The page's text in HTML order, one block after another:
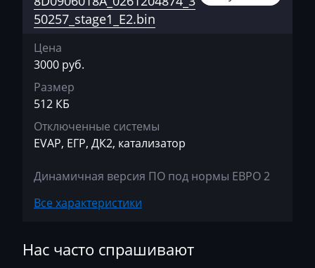
Ausa
AVR
BAIC
Bajaj
Basak
Bauer
BAW
Belgee
Bentley
Bosch EDC17C46
Bosch EDC17C74
Bosch EDC17CP04
Bosch EDC17CP20
Bosch EDC17CP24
Bosch EDC17CP44
Bosch M3.8.x (M5.9.2)
S3 1.8T
TT 1.8T
50257_stage1_E2.bin
Цена
3000 руб.
Размер
512 КБ
Отключенные системы
EVAP, ЕГР, ДК2, катализатор
Динамичная версия ПО под нормы ЕВРО 2
Все характеристики
Нас часто спрашивают